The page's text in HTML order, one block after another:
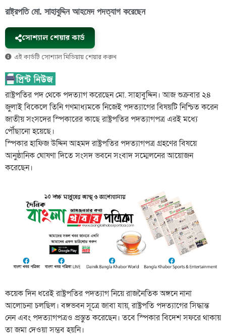
রাষ্ট্রপতি মো. সাহাবুদ্দিন আহমেদ পদত্যাগ করেছেন
সোশ্যাল শেয়ার কার্ড
এই কার্ডটি সোশ্যাল মিডিয়ায় শেয়ার করুন
রাষ্ট্রপতির পদ থেকে পদত্যাগ করেছেন মো. সাহাবুদ্দিন। আজ শুক্রবার ২৪
জুলাই বিকেলে তিনি গণমাধ্যমকে নিজেই পদত্যাগের বিষয়টি নিশ্চিত করেন
জাতীয় সংসদের স্পিকারের কাছে রাষ্ট্রপতির পদত্যাগপত্র এরই মধ্যে
পৌঁছানো হয়েছে।
স্পিকার হাফিজ উদ্দিন আহমদ রাষ্ট্রপতির পদত্যাগপত্র গ্রহণের বিষয়ে
আনুষ্ঠানিক ঘোষণা দিতে সংসদ ভবনে সংবাদ সম্মেলনের আয়োজন
করেছেন।
কয়েক দিন ধরেই রাষ্ট্রপতির পদত্যাগ নিয়ে রাজনৈতিক অঙ্গনে নানা
আলোচনা চলছিল। বঙ্গভবন সূত্রে জাবা যায়, রাষ্ট্রপতি পদত্যাগের সিদ্ধান্ত
নেন এবং পদত্যাগপত্রও প্রস্তুত করেছেন। তবে স্পিকার বিদেশ সফরে থাকায়
তা জমা দেওয়া সম্ভব হয়নি।